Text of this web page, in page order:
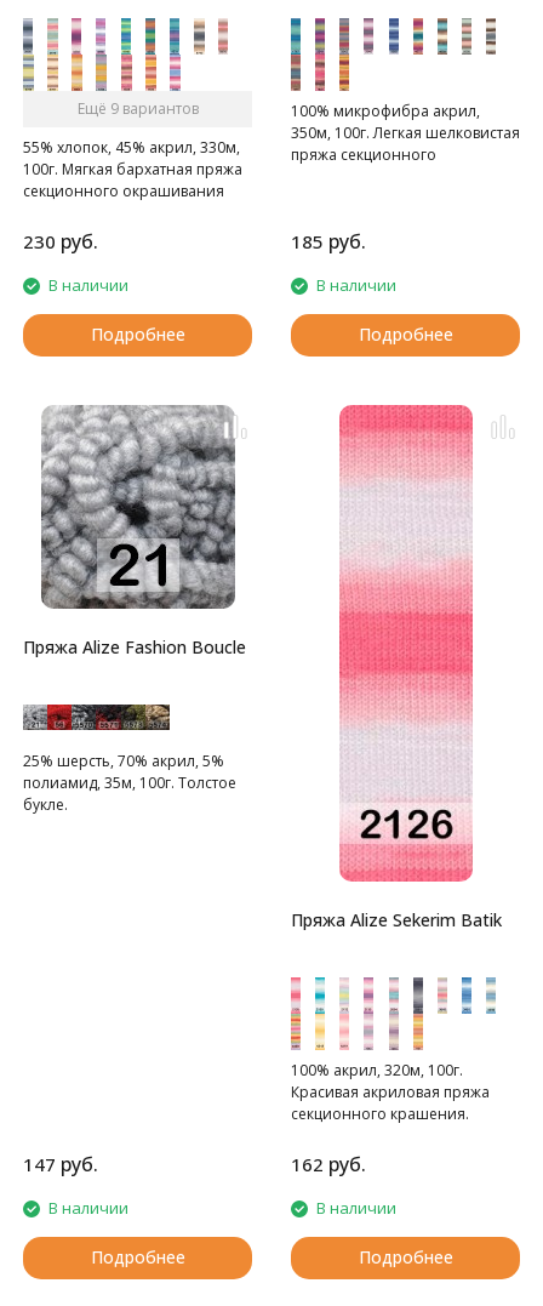
Ещё 9 вариантов
55% хлопок, 45% акрил, 330м,
100г. Мягкая бархатная пряжа
секционного окрашивания
230 руб.
В наличии
Подробнее
100% микрофибра акрил,
350м, 100г. Легкая шелковистая
пряжа секционного
185 руб.
В наличии
Подробнее
Пряжа Alize Fashion Boucle
25% шерсть, 70% акрил, 5%
полиамид, 35м, 100г. Толстое
букле.
147 руб.
В наличии
Подробнее
Пряжа Alize Sekerim Batik
100% акрил, 320м, 100г.
Красивая акриловая пряжа
секционного крашения.
162 руб.
В наличии
Подробнее